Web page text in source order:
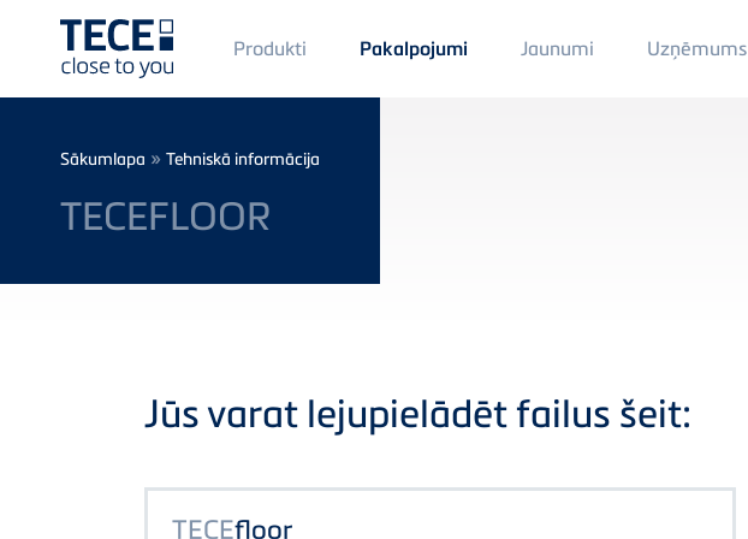
Main
Menü
1
Produkti Pakalpojumi Jaunumi Main
Menu
Uzņēmums
Breadcrumb
Sākumlapa » Tehniskā informācija
TECEFLOOR
Jūs varat lejupielādēt failus šeit:
TECEfloor